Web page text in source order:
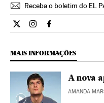
Receba o boletim do EL
Ciencia El País Brasil en
Ciencia El País
Ciencia El País
MAIS INFORMAÇÕES
A nova
AMANDA